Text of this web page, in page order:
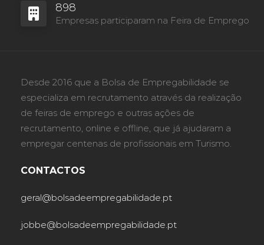
898
Empresas participaram na Feira de Emprego
Desde 2016 que a Bolsa de Empregabilidade se
especializa em recrutamento através da realização
de feiras de emprego e outras ações de
recrutamento, online e offline, que já ajudaram a
empregar centenas de profissionais em Turismo.
CONTACTOS
geral@bolsadeempregabilidade.pt
jobbe@bolsadeempregabilidade.pt